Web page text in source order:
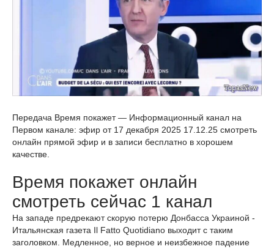
Передача Время покажет — Информационный канал на
Первом канале: эфир от 17 декабря 2025 17.12.25 смотреть
онлайн прямой эфир и в записи бесплатно в хорошем
качестве.
Время покажет онлайн
смотреть сейчас 1 канал
На западе предрекают скорую потерю Донбасса Украиной -
Итальянская газета Il Fatto Quotidiano выходит с таким
заголовком. Медленное, но верное и неизбежное падение